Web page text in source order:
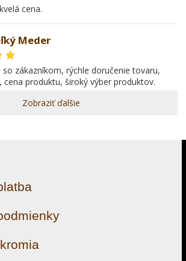
cena.
Meder
produktu, široký výber produktov.
Zobraziť ďalšie